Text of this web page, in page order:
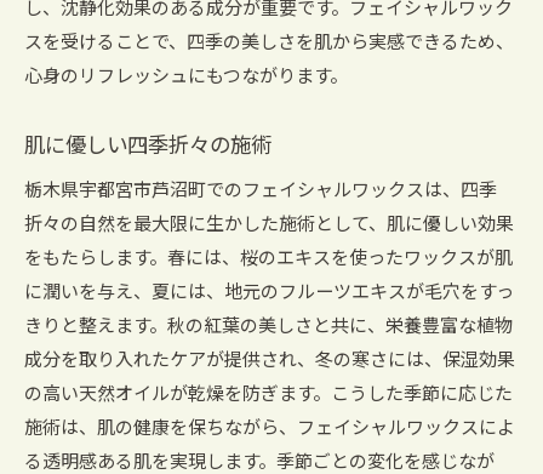
し、沈静化効果のある成分が重要です。フェイシャルワック
スを受けることで、四季の美しさを肌から実感できるため、
心身のリフレッシュにもつながります。
肌に優しい四季折々の施術
栃木県宇都宮市芦沼町でのフェイシャルワックスは、四季
折々の自然を最大限に生かした施術として、肌に優しい効果
をもたらします。春には、桜のエキスを使ったワックスが肌
に潤いを与え、夏には、地元のフルーツエキスが毛穴をすっ
きりと整えます。秋の紅葉の美しさと共に、栄養豊富な植物
成分を取り入れたケアが提供され、冬の寒さには、保湿効果
の高い天然オイルが乾燥を防ぎます。こうした季節に応じた
施術は、肌の健康を保ちながら、フェイシャルワックスによ
る透明感ある肌を実現します。季節ごとの変化を感じなが